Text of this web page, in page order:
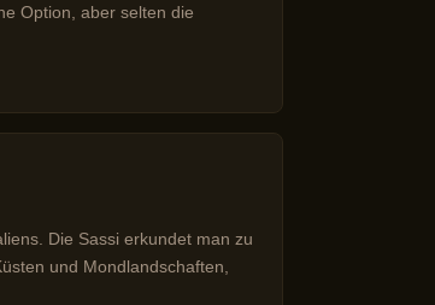
Option, aber selten die
Die Sassi erkundet man zu
und Mondlandschaften,